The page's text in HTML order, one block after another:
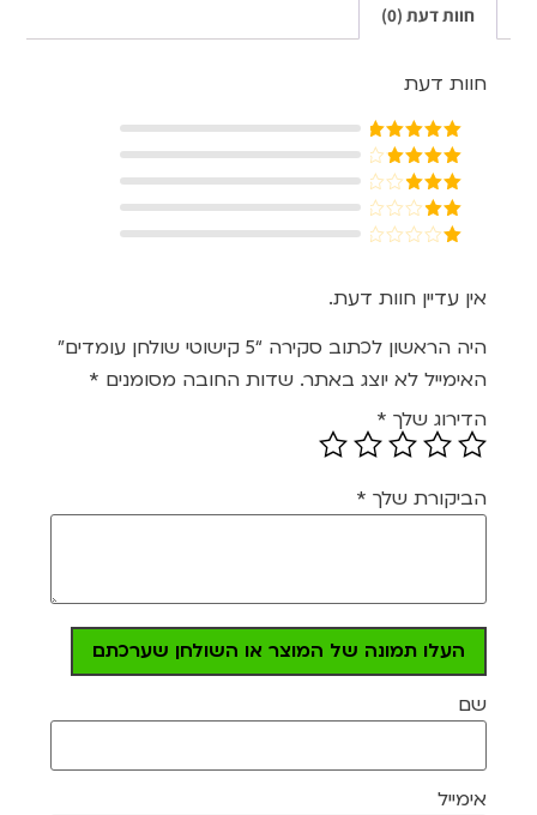
חוות דעת (0)
חוות דעת
דורג5מתוך
5
דורג4
מתוך 5
דורג3
מתוך 5
דורג
מתוך
5
אין עדיין חוות דעת.
היה הראשון לכתוב סקירה “5 קישוטי שולחן עומדים”
האימייל לא יוצג באתר. שדות החובה מסומנים *
הדירוג שלך *
הביקורת שלך *
העלו תמונה של המוצר או השולחן שערכתם
שם
אימייל